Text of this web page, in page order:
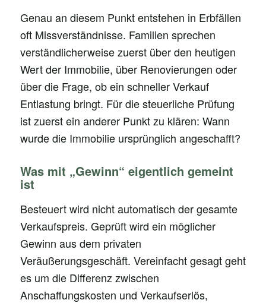
Genau an diesem Punkt entstehen in Erbfällen
oft Missverständnisse. Familien sprechen
verständlicherweise zuerst über den heutigen
Wert der Immobilie, über Renovierungen oder
über die Frage, ob ein schneller Verkauf
Entlastung bringt. Für die steuerliche Prüfung
ist zuerst ein anderer Punkt zu klären: Wann
wurde die Immobilie ursprünglich angeschafft?
Was mit „Gewinn“ eigentlich gemeint
ist
Besteuert wird nicht automatisch der gesamte
Verkaufspreis. Geprüft wird ein möglicher
Gewinn aus dem privaten
Veräußerungsgeschäft. Vereinfacht gesagt geht
es um die Differenz zwischen
Anschaffungskosten und Verkaufserlös,